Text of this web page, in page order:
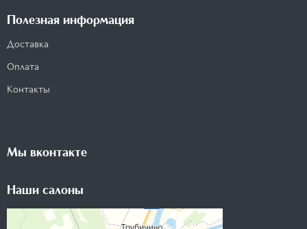
Полезная информация
Доставка
Оплата
Контакты
Мы вконтакте
Наши салоны